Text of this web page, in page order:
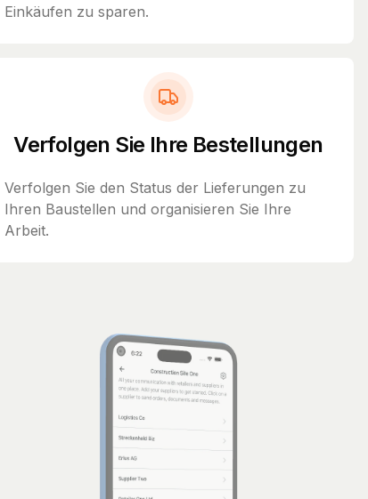
Einkäufen zu sparen.
Verfolgen Sie Ihre Bestellungen
Verfolgen Sie den Status der Lieferungen zu
Ihren Baustellen und organisieren Sie Ihre
Arbeit.